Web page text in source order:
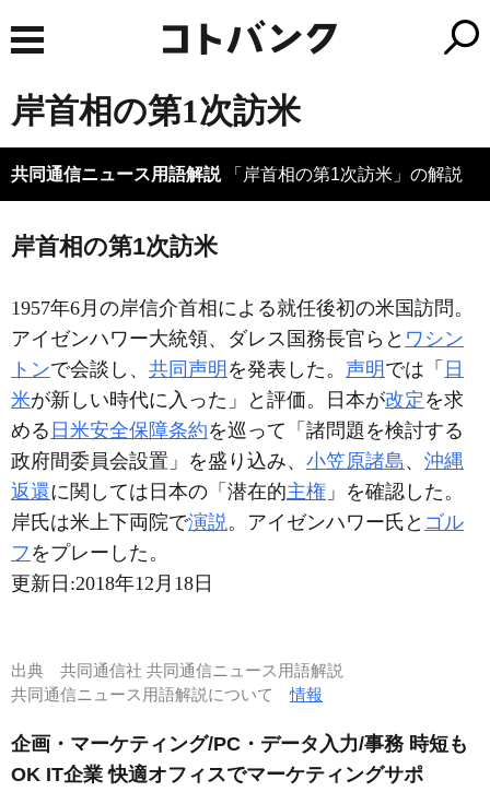
岸首相の第1次訪米
共同通信ニュース用語解説「岸首相の第1次訪米」の解説
岸首相の第1次訪米
1957年6月の岸信介首相による就任後初の米国訪問。
アイゼンハワー大統領、ダレス国務長官らと ワシン
トンで会談し、 共同声明 を発表した。 声明 では「 日
米が新しい時代に入った」と評価。日本が改定 を求
める 日米安全保障条約を巡って「諸問題を検討する
政府間委員会設置」を盛り込み、 小笠原諸島 、 沖縄
返還に関しては日本の「潜在的主権 」を確認した。
岸氏は米上下両院で演説。アイゼンハワー氏と ゴル
フ をプレーした。
更新日:2018年12月18日
出典 共同通信社 共同通信ニュース用語解説
共同通信ニュース用語解説について情報
企画・マーケティング/PC・データ入力/事務 時短も
OK IT企業 快適オフィスでマーケティングサポ